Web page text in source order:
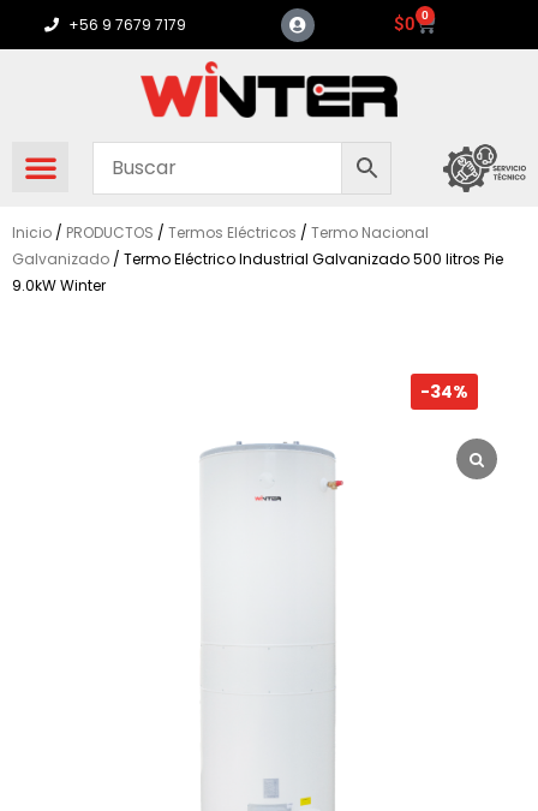
+56 9 7679 7179 $0 0
Carrito
Inicio / PRODUCTOS / Termos Eléctricos / Termo Nacional
Galvanizado / Termo Eléctrico Industrial Galvanizado 500 litros Pie
9.0kW Winter
-34%